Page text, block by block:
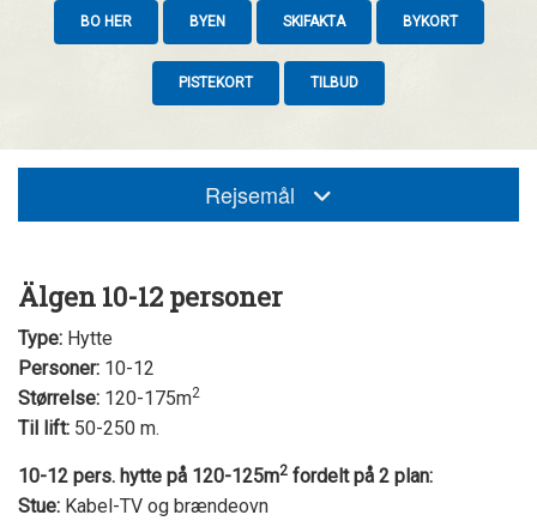
BO HER BYEN SKIFAKTA BYKORT
PISTEKORT TILBUD
Rejsemål
Älgen 10-12 personer
Type: Hytte
Personer: 10-12
Størrelse: 120-175m2
Til lift: 50-250 m.
10-12 pers. hytte på 120-125m2 fordelt på 2 plan:
Stue: Kabel-TV og brændeovn